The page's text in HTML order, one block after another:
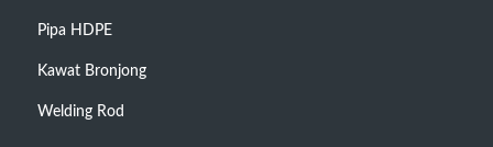
Pipa HDPE
Kawat Bronjong
Welding Rod